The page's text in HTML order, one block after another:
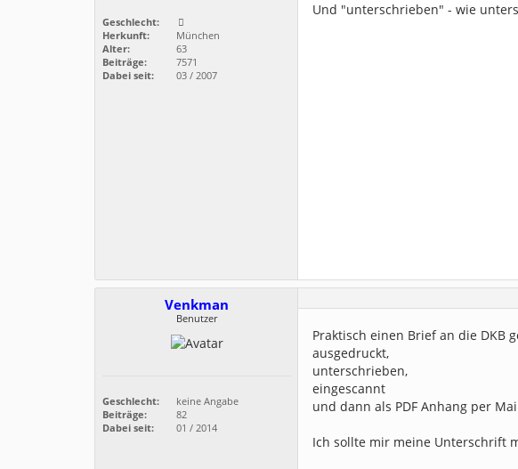
Geschlecht:
Herkunft:
München
Alter:
63
Beiträge:
7571
Dabei seit:
03 / 2007
Und "unterschrieben" - wie
Venkman
Benutzer
Geschlecht:
keine Angabe
Beiträge:
82
Dabei seit:
01 / 2014
Praktisch einen Brief an die DKB
ausgedruckt,
unterschrieben,
eingescannt
und dann als PDF Anhang per
Ich sollte mir meine Unterschrift